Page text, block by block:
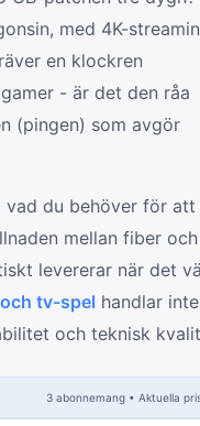
med 4K-
en klockren
- är det den råa
(pingen) som avgör
vad du behöver för att
mellan fiber och
levererar när det
tv-spel handlar inte
och teknisk
3 abonnemang • Aktuella